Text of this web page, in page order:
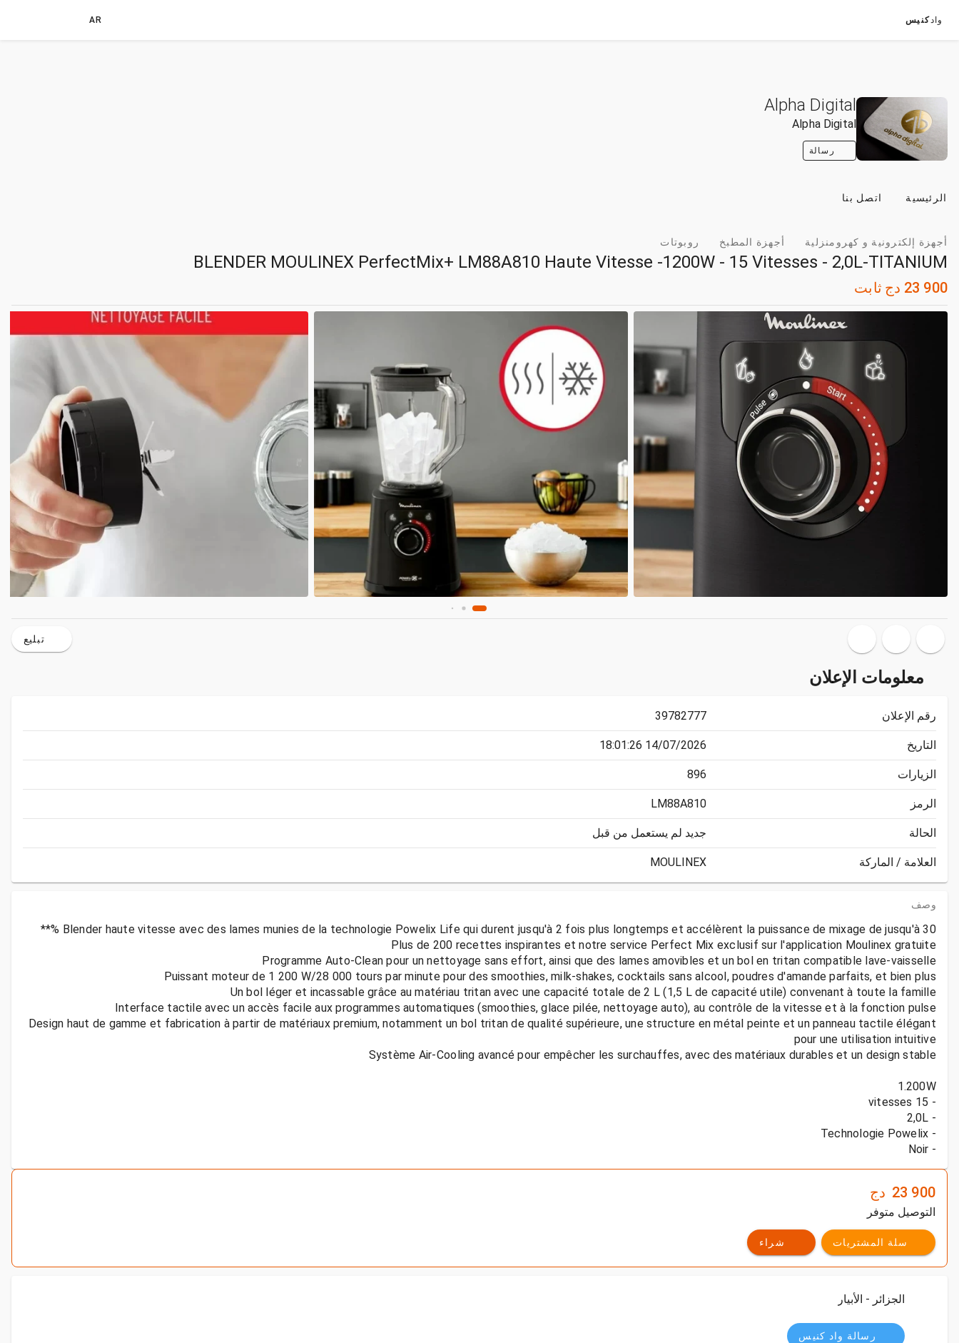
وادكنيس AR
Alpha Digital
Alpha Digital
رسالة
الرئيسية اتصل بنا
أجهزة إلكترونية و كهرومنزلية أجهزة المطبخ روبوتات
BLENDER MOULINEX PerfectMix+ LM88A810 Haute Vitesse -1200W - 15 Vitesses - 2,0L-TITANIUM
23 900 دج ثابت
تبليع
معلومات الإعلان
رقم الإعلان 39782777
التاريخ 14/07/2026 18:01:26
الزيارات 896
الرمز LM88A810
الحالة جديد لم يستعمل من قبل
العلامة / الماركة MOULINEX
وصف
Design haut de gamme et fabrication à partir de matériaux premium, notamment un bol tritan de qualité supérieure, une structure en métal peinte et un panneau tactile élégant
- Noir
23 900 دج
التوصيل متوفر
سلة المشتريات شراء
الجزائر - الأبيار
رسالة واد كنيس